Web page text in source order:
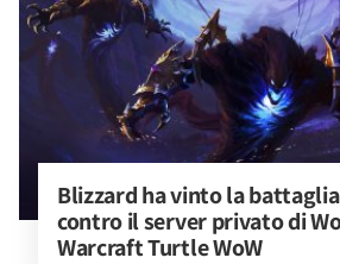
Blizzard ha vinto la
contro il server privato di
Warcraft Turtle WoW